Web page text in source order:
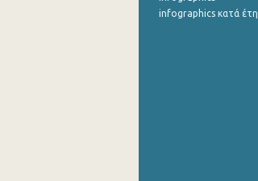
infographics κατά έτη